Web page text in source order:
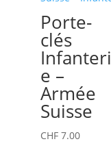
Porte-
clés
Infanteri
e –
Armée
Suisse
CHF7.00